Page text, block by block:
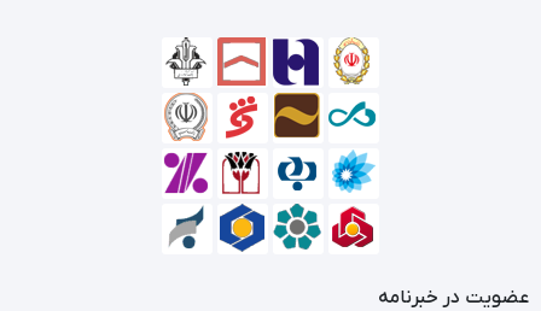
عضویت در خبرنامه